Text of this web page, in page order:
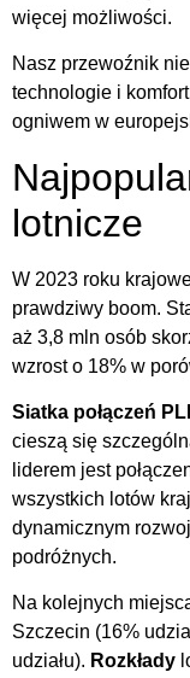
więcej możliwości.
Nasz przewoźnik
technologie i
ogniwem w
lotnicze
W 2023 roku
prawdziwy boom.
aż 3,8 mln osób
wzrost o 18% w
Siatka połączeń
cieszą się
liderem jest
wszystkich lotów
dynamicznym
podróżnych.
Na kolejnych
Szczecin (16%
udziału). Rozkłady